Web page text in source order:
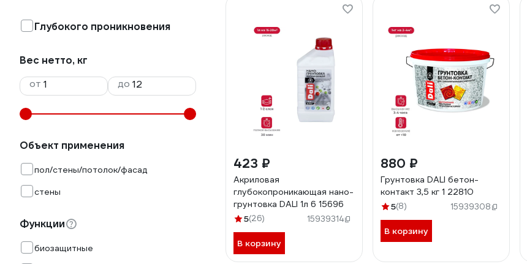
Глубокого проникновения
Вес нетто, кг
от
до
Объект применения
пол/стены/потолок/фасад
стены
Функции
биозащитные
423 ₽
Акриловая
глубокопроникающая нано-
грунтовка DALI 1л 6 15696
5(26) 15939314
В корзину
880 ₽
Грунтовка DALI бетон-
контакт 3,5 кг 1 22810
5(8) 15939308
В корзину